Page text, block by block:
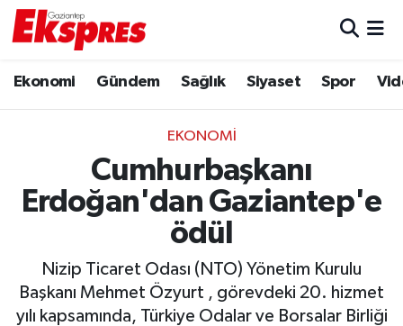
Ekonomi Gündem Sağlık Siyaset Spor
EKONOMI
Cumhurbaşkanı
Erdoğan'dan Gaziantep'e
ödül
Nizip Ticaret Odası (NTO) Yönetim Kurulu
Başkanı Mehmet Özyurt , görevdeki 20. hizmet
yılı kapsamında, Türkiye Odalar ve Borsalar Birliği
Ekonomi
Gaziantep son dakika
Genel
Haberler
Trafik Durumu
Puan Durumu ve Fikstür
Tüm Manşetler
Haber Arşivi